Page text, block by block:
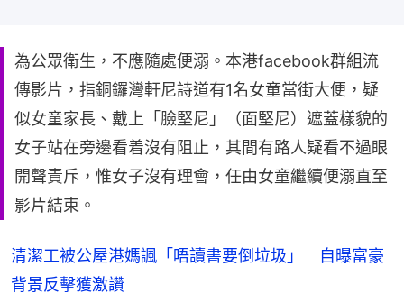
為公眾衛生，不應隨處便溺。本港facebook群組流
傳影片，指銅鑼灣軒尼詩道有1名女童當街大便，疑
似女童家長、戴上「臉堅尼」（面堅尼）遮蓋樣貌的
女子站在旁邊看着沒有阻止，其間有路人疑看不過眼
開聲責斥，惟女子沒有理會，任由女童繼續便溺直至
影片結束。
清潔工被公屋港媽諷「唔讀書要倒垃圾」 自曝富豪
背景反擊獲激讚